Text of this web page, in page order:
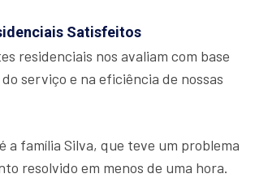
Satisfeitos
residenciais nos avaliam com base
serviço e na eficiência de nossas
a família Silva, que teve um problema
resolvido em menos de uma hora.